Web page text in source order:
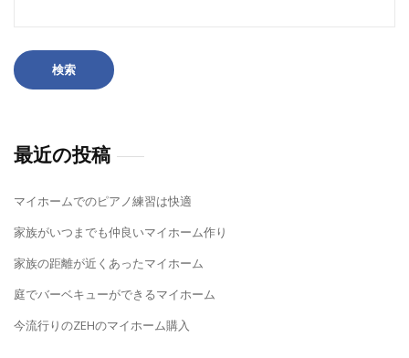
最近の投稿
マイホームでのピアノ練習は快適
家族がいつまでも仲良いマイホーム作り
家族の距離が近くあったマイホーム
庭でバーベキューができるマイホーム
今流行りのZEHのマイホーム購入